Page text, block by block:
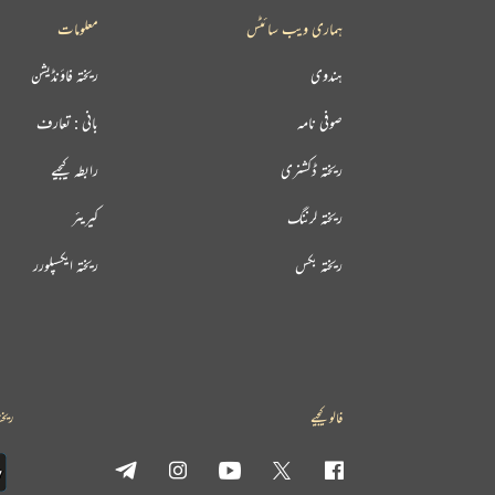
معلومات
ریختہ فاؤنڈیشن
بانی : تعارف
رابطہ کیجیے
کیریئر
ریختہ ایکسپلورر
ہماری ویب سائٹس
ہندوی
صوفی نامہ
ریختہ ڈکشنری
ریختہ لرننگ
ریختہ بکس
فالو کیجیے